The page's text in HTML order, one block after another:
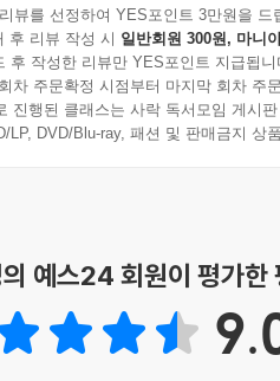
을 전개하지 않는다. 그들은 대
게는 낯설 테지만 동양인에게는
도 동양적이라니, 참으로 흥미롭
류 문화를 단순히 시대흐름과
들도 이제는 과학만능주의?진보
의 사상은 기존 문화를 단순히
뷰를 선정하여 YES포인트 3만원을 드
후 리뷰 작성 시 일반회원 300원, 마니
후 작성한 리뷰만 YES포인트 지급됩니
차 주문확정 시점부터 마지막 회차 주
진행된 클래스는 사락 독서모임 게시
LP, DVD/Blu-ray, 패션 및 판매금지 상
예스24 회원이 평가한